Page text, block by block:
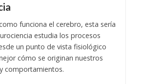
funciona el cerebro, esta sería
estudia los procesos
un punto de vista fisiológico
cómo se originan nuestros
comportamientos.